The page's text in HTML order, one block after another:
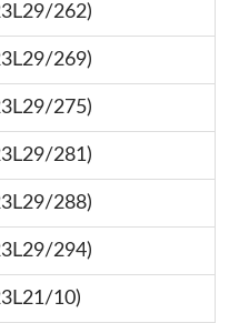
262)
269)
275)
281)
288)
294)
10)